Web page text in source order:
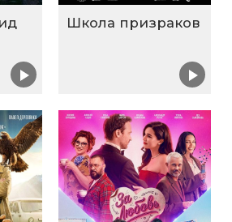
Школа призраков